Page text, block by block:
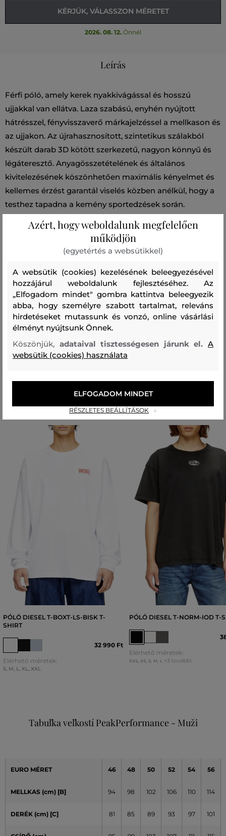
KÉRJÜK, VÁLASSZON MÉRETET
2026. 08. 12. Önnél
Leírás
Férfi póló, amely kerek nyakkivágással és hosszú
ujjakkal van ellátva. Laza szabású, enyhén nyújtott
hátrésszel, fényvisszaverő márkajelzéssel a mellkason és
az ujjakon. Az újrahasznosított, szintetikus szálakból
készült darab 3D kötött szerkezetű, nagyon könnyű és
légáteresztő. Anyagösszetételének és általános
kivitelezésének köszönhetően maximális kényelmet és
kellemes érzést garantál viselés közben anélkül, hogy a
testhez tapadna a kemény sportedzések során.
Tökéletesen stílusos darab az aktív életmódhoz, amely
bármilyen tevékenységhez remek választás.
G79358020-324-PA-050-XXL
Összetétel
felső anyag
ÚJRAHASZNOSÍTOTT POLIÉSZTER
100 %
Ajánlott termékek
PÓLÓ DIESEL T-BOXT-LS-BISK T-
SHIRT
32 990 Ft
Elérhető méretek:
S, M, L, XL, XXL
PÓLÓ DIESEL T-NORM-IOD T-
Elérhető méretek:
XXS XS S M L +3 további
Tabuľka veľkostí PeakPerformance - Muži
EURO MÉRET 46 48 50 52 54 56
MELLKAS (cm) [B] 94 98 102 106 110 114
DERÉK (cm) [C] 81 85 89 93 97 101
Azért, hogy weboldalunk megfelelően
működjön
(egyetértés a websütikkel)
A websütik (cookies) kezelésének beleegyezésével
hozzájárul weboldalunk fejlesztéséhez. Az
„Elfogadom mindet" gombra kattintva beleegyezik
abba, hogy személyre szabott tartalmat, releváns
hirdetéseket mutassunk és vonzó, online vásárlási
élményt nyújtsunk Önnek.
Köszönjük, adataival tisztességesen járunk el.A
websütik (cookies) használata
RÉSZLETES BEÁLLÍTÁSOK
ELFOGADOM MINDET